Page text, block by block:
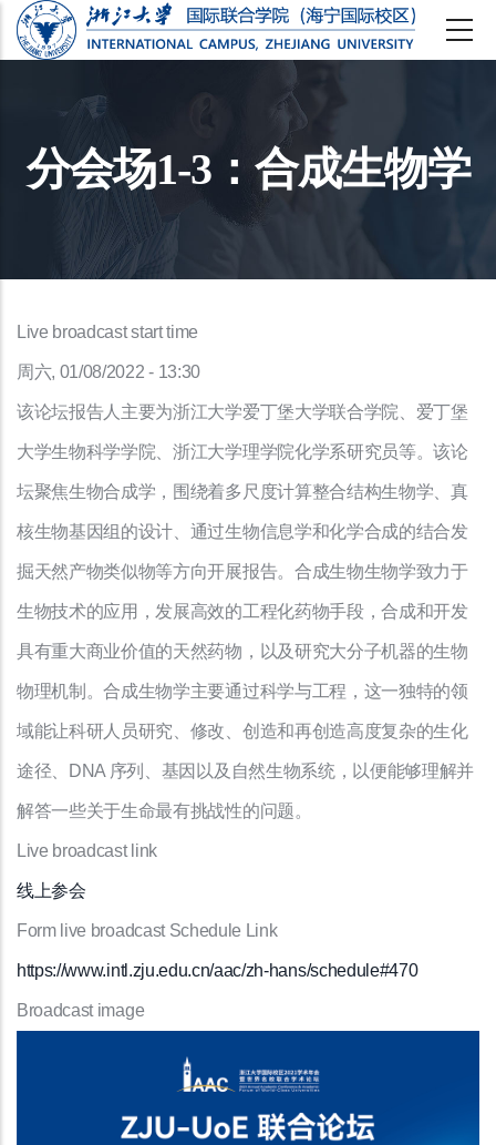
跳
转
分会场1-3：合成生物学
Live broadcast start time
周六, 01/08/2022 - 13:30
该论坛报告人主要为浙江大学爱丁堡大学联合学院、爱丁堡
大学生物科学学院、浙江大学理学院化学系研究员等。该论
坛聚焦生物合成学，围绕着多尺度计算整合结构生物学、真
核生物基因组的设计、通过生物信息学和化学合成的结合发
掘天然产物类似物等方向开展报告。合成生物生物学致力于
生物技术的应用，发展高效的工程化药物手段，合成和开发
具有重大商业价值的天然药物，以及研究大分子机器的生物
物理机制。合成生物学主要通过科学与工程，这一独特的领
域能让科研人员研究、修改、创造和再创造高度复杂的生化
途径、DNA 序列、基因以及自然生物系统，以便能够理解并
解答一些关于生命最有挑战性的问题。
Live broadcast link
线上参会
Form live broadcast Schedule Link
https://www.intl.zju.edu.cn/aac/zh-hans/schedule#470
Broadcast image